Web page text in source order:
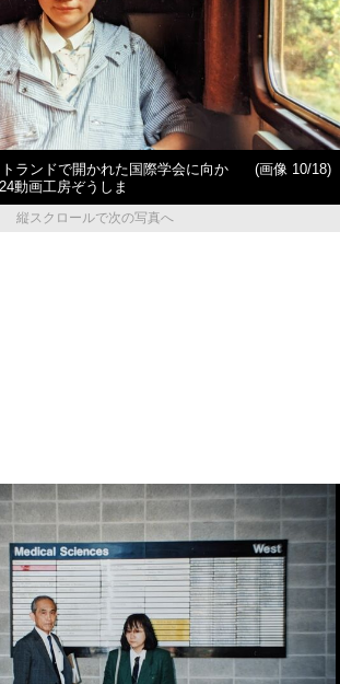
ランドで開かれた国際学会に向か
動画工房ぞうしま
(画像 10/18)
縦スクロールで次の写真へ